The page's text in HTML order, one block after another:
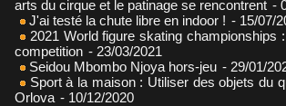
arts du cirque et le patinage se rencontrent -
J'ai testé la chute libre en indoor ! - 15/07/
2021 World figure skating championships
competition - 23/03/2021
Seidou Mbombo Njoya hors-jeu - 29/01/
Sport à la maison : Utiliser des objets du
Orlova - 10/12/2020